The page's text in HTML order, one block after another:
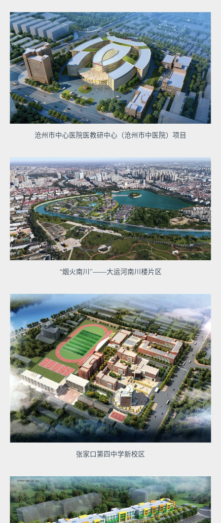
沧州市中心医院医教研中心（沧州市中医院）项目
“烟火南川”——大运河南川楼片区
张家口第四中学新校区